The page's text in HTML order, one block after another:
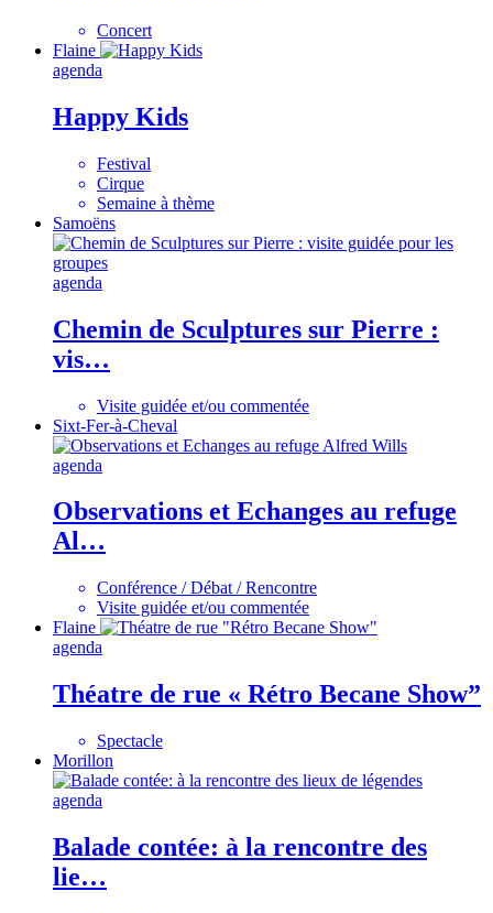
Concert
Flaine
agenda
Happy Kids
Festival
Cirque
Semaine à thème
Samoëns
agenda
Chemin de Sculptures sur Pierre :
vis…
Visite guidée et/ou commentée
Sixt-Fer-à-Cheval
agenda
Observations et Echanges au refuge
Al…
Conférence / Débat / Rencontre
Visite guidée et/ou commentée
Flaine
agenda
Théatre de rue « Rétro Becane Show”
Spectacle
Morillon
agenda
Balade contée: à la rencontre des
lie…